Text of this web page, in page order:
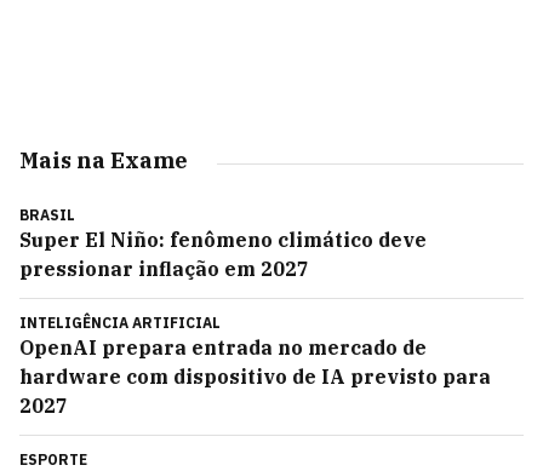
Mais na Exame
BRASIL
Super El Niño: fenômeno climático deve
pressionar inflação em 2027
INTELIGÊNCIA ARTIFICIAL
OpenAI prepara entrada no mercado de
hardware com dispositivo de IA previsto para
2027
ESPORTE